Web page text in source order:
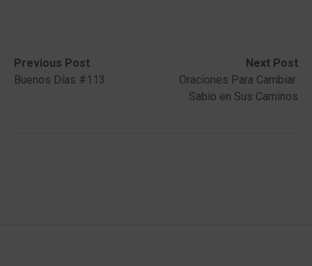
Post
navigation
Previous Post
Previous
post:Buenos Días #113
Next Post
Next
post:
Oraciones Para Cambiar:
Sabio en Sus Caminos